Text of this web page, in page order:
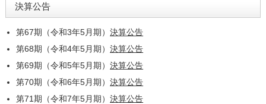
決算公告
第67期（令和3年5月期）決算公告
第68期（令和4年5月期）決算公告
第69期（令和5年5月期）決算公告
第70期（令和6年5月期）決算公告
第71期（令和7年5月期）決算公告